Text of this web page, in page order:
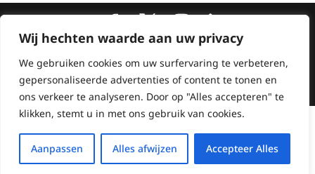
Wij hechten waarde aan uw privacy
We gebruiken cookies om uw surfervaring te verbeteren,
gepersonaliseerde advertenties of content te tonen en
ons verkeer te analyseren. Door op "Alles accepteren" te
klikken, stemt u in met ons gebruik van cookies.
Aanpassen Alles afwijzen Accepteer Alles
Copyright © 2026 Frankly Media |Algemene
voorwaarden| Privacyverklaring| Website
doorMisterdot